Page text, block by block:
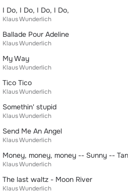
I Do, I Do, I Do, I Do,
Klaus Wunderlich
Ballade Pour Adeline
Klaus Wunderlich
My Way
Klaus Wunderlich
Tico Tico
Klaus Wunderlich
Somethin' stupid
Klaus Wunderlich
Send Me An Angel
Klaus Wunderlich
Money, money, money -- Sunny --
Klaus Wunderlich
The last waltz - Moon River
Klaus Wunderlich